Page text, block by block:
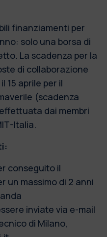
finanziamenti per
solo una borsa di
La scadenza per la
di collaborazione
15 aprile per il
(scadenza
dai membri
Italia.
conseguito il
un massimo di 2 anni
inviate via e-mail
di Milano,